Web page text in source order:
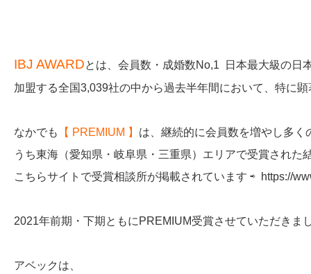
IBJ AWARDとは、会員数・成婚数No,1 日本最大級の日
加盟する全国3,039社の中から過去半年間において、特
なかでも 【 PREMIUM 】 は、継続的に会員数を増やし多
うち東海（愛知県・岐阜県・三重県）エリアで受賞された
こちらサイトで受賞相談所が掲載されています ⇨ https://
2021年前期・下期ともにPREMIUM受賞させていただきま
アベックは、